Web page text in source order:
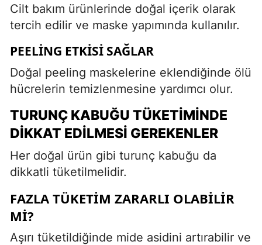
Cilt bakım ürünlerinde doğal içerik olarak
tercih edilir ve maske yapımında kullanılır.
PEELING ETKISI SAĞLAR
Doğal peeling maskelerine eklendiğinde ölü
hücrelerin temizlenmesine yardımcı olur.
TURUNÇ KABUĞU TÜKETIMINDE
DIKKAT EDILMESI GEREKENLER
Her doğal ürün gibi turunç kabuğu da
dikkatli tüketilmelidir.
FAZLA TÜKETIM ZARARLI OLABILIR
MI?
Aşırı tüketildiğinde mide asidini artırabilir ve